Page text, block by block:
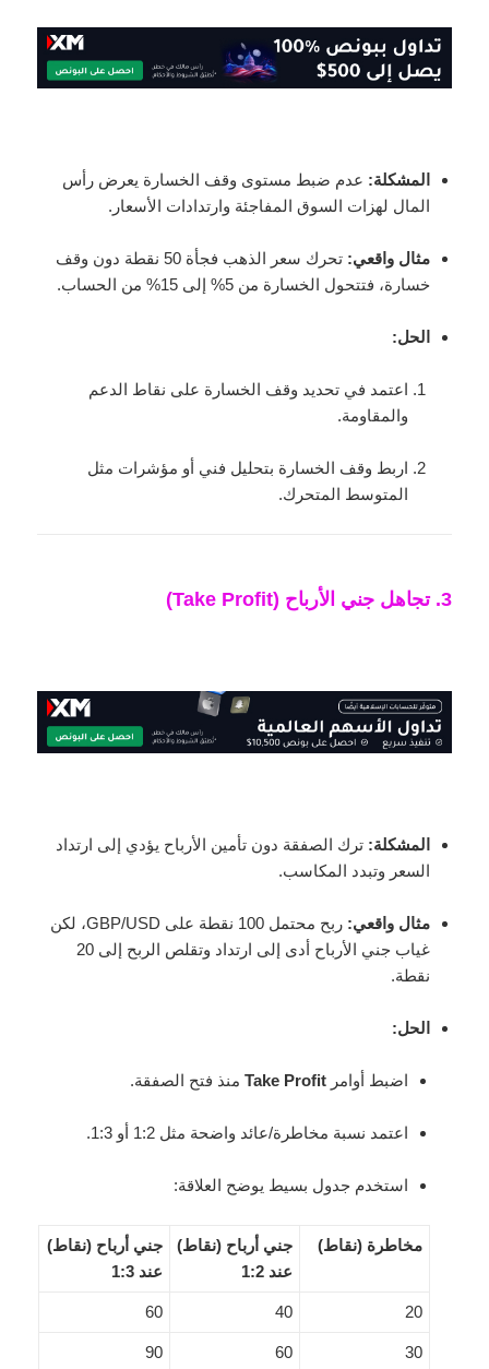
المشكلة: عدم ضبط مستوى وقف الخسارة يعرض رأس
المال لهزات السوق المفاجئة وارتدادات الأسعار.
مثال واقعي:
تحرك سعر الذهب فجأة 50 نقطة دون وقف
خسارة، فتتحول الخسارة من 5% إلى 15% من الحساب.
الحل:
اعتمد في تحديد وقف الخسارة على نقاط الدعم
والمقاومة.
اربط وقف الخسارة بتحليل فني أو مؤشرات مثل
المتوسط المتحرك.
3. تجاهل جني الأرباح (Take Profit)
المشكلة: ترك الصفقة دون تأمين الأرباح يؤدي إلى ارتداد
السعر وتبدد المكاسب.
مثال واقعي:
ربح محتمل 100 نقطة على GBP/USD، لكن
غياب جني الأرباح أدى إلى ارتداد وتقلص الربح إلى 20
نقطة.
الحل:
اضبط أوامرTake Profit منذ فتح الصفقة.
اعتمد نسبة مخاطرة/عائد واضحة مثل 1:2 أو 1:3.
استخدم جدول بسيط يوضح العلاقة:
مخاطرة (نقاط)
جني أرباح (نقاط)
عند 1:2
جني أرباح (نقاط)
عند 1:3
20
40
60
30
60
90